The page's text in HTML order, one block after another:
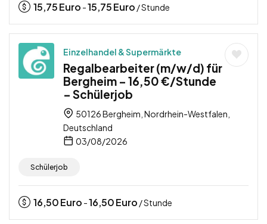
15,75Euro -15,75Euro / Stunde
Einzelhandel & Supermärkte
Regalbearbeiter (m/w/d) für
Bergheim – 16,50 €/Stunde
– Schülerjob
50126 Bergheim, Nordrhein-Westfalen,
Deutschland
03/08/2026
Schülerjob
16,50Euro -16,50Euro / Stunde